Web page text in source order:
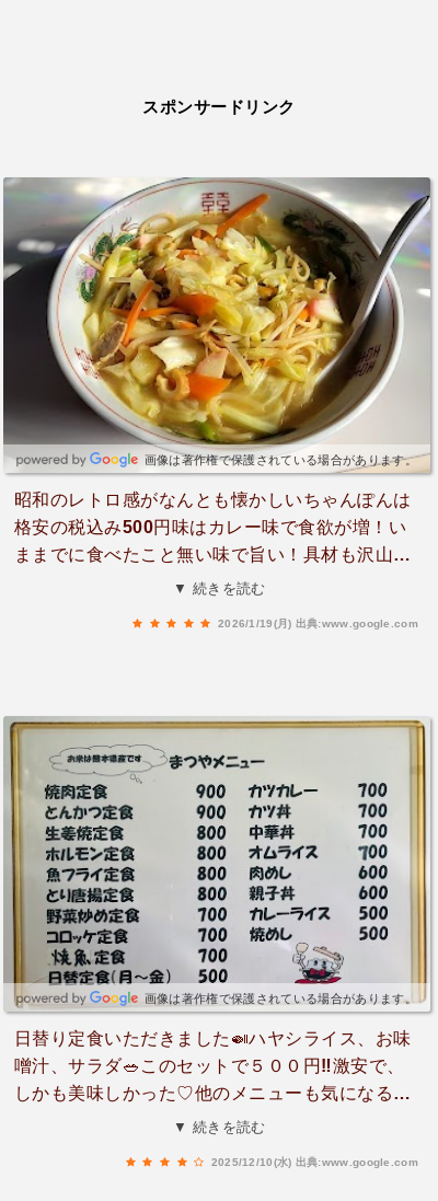
スポンサードリンク
画像は著作権で保護されている場合があります。
昭和のレトロ感がなんとも懐かしいちゃんぽんは
格安の税込み500円味はカレー味で食欲が増！い
ままでに食べたこと無い味で旨い！具材も沢山で
豚肉、キャベツ、人参等で美味しくいただきまし
▼ 続きを読む
2026/1/19(月) 出典:www.google.com
画像は著作権で保護されている場合があります。
日替り定食いただきました🍛ハヤシライス、お味
噌汁、サラダ🥗このセットで５００円‼️激安で、
しかも美味しかった♡他のメニューも気になるの
で、また来店したいです♩ありがとうございまし
▼ 続きを読む
2025/12/10(水) 出典:www.google.com